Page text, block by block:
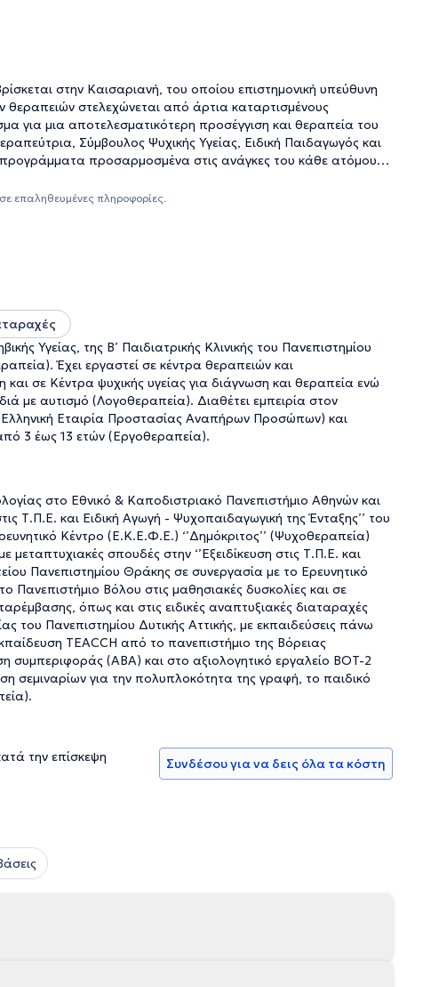
στην Καισαριανή, του οποίου επιστημονική υπεύθυνη
θεραπειών στελεχώνεται από άρτια καταρτισμένους
για μια αποτελεσματικότερη προσέγγιση και θεραπεία του
Σύμβουλος Ψυχικής Υγείας, Ειδική Παιδαγωγός και
προσαρμοσμένα στις ανάγκες του κάθε ατόμου
αντιμετώπιση αρθρωτικών και φωνολογικών διαταραχών, η
επαληθευμένες πληροφορίες.
Υγείας, της Β’ Παιδιατρικής Κλινικής του Πανεπιστημίου
Έχει εργαστεί σε κέντρα θεραπειών και
σε Κέντρα ψυχικής υγείας για διάγνωση και θεραπεία ενώ
με αυτισμό (Λογοθεραπεία). Διαθέτει εμπειρία στον
Εταιρία Προστασίας Αναπήρων Προσώπων) και
3 έως 13 ετών (Εργοθεραπεία).
στο Εθνικό & Καποδιστριακό Πανεπιστήμιο Αθηνών και
Τ.Π.Ε. και Ειδική Αγωγή - Ψυχοπαιδαγωγική της Ένταξης’’ του
Κέντρο (Ε.Κ.Ε.Φ.Ε.) ‘’Δημόκριτος’’ (Ψυχοθεραπεία)
σπουδές στην ‘’Εξειδίκευση στις Τ.Π.Ε. και
Πανεπιστημίου Θράκης σε συνεργασία με το Ερευνητικό
Πανεπιστήμιο Βόλου στις μαθησιακές δυσκολίες και σε
όπως και στις ειδικές αναπτυξιακές διαταραχές
Πανεπιστημίου Δυτικής Αττικής, με εκπαιδεύσεις πάνω
TEACCH από το πανεπιστήμιο της Βόρειας
(ABA) και στο αξιολογητικό εργαλείο BOT-2
σεμιναρίων για την πολυπλοκότητα της γραφή, το παιδικό
την επίσκεψη
Συνδέσου για να δεις όλα τα κόστη